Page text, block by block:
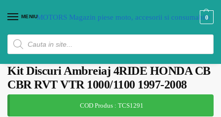
MENIU 0
Kit Discuri Ambreiaj 4RIDE HONDA CB
CBR RVT VTR 1000/1100 1997-2008
COD Produs : TCS1291